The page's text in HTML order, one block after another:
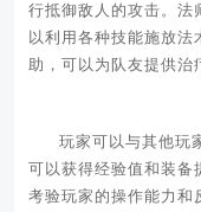
行抵御敌人的攻击。法
以利用各种技能施放
助，可以为队友提供治
玩家可以与其他玩
可以获得经验值和装备
考验玩家的操作能力和